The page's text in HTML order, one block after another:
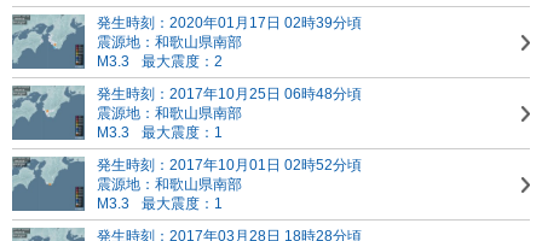
発生時刻：2020年01月17日 02時39分頃
震源地：和歌山県南部
M3.3
最大震度：2
発生時刻：2017年10月25日 06時48分頃
震源地：和歌山県南部
M3.3
最大震度：1
発生時刻：2017年10月01日 02時52分頃
震源地：和歌山県南部
M3.3
最大震度：1
発生時刻：2017年03月28日 18時28分頃